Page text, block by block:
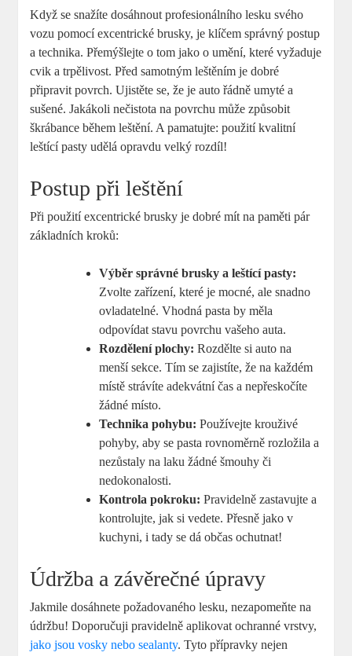
Když se snažíte dosáhnout profesionálního lesku svého
vozu pomocí excentrické brusky, je klíčem správný postup
a technika. Přemýšlejte o tom jako o umění, které vyžaduje
cvik a trpělivost. Před samotným leštěním je dobré
připravit povrch. Ujistěte se, že je auto řádně umyté a
sušené. Jakákoli nečistota na povrchu může způsobit
škrábance během leštění. A pamatujte: použití kvalitní
leštící pasty udělá opravdu velký rozdíl!
Postup při leštění
Při použití excentrické brusky je dobré mít na paměti pár
základních kroků:
Výběr správné brusky a leštící pasty:
Zvolte zařízení, které je mocné, ale snadno
ovladatelné. Vhodná pasta by měla
odpovídat stavu povrchu vašeho auta.
Rozdělení plochy: Rozdělte si auto na
menší sekce. Tím se zajistíte, že na každém
místě strávíte adekvátní čas a nepřeskočíte
žádné místo.
Technika pohybu: Používejte krouživé
pohyby, aby se pasta rovnoměrně rozložila a
nezůstaly na laku žádné šmouhy či
nedokonalosti.
Kontrola pokroku: Pravidelně zastavujte a
kontrolujte, jak si vedete. Přesně jako v
kuchyni, i tady se dá občas ochutnat!
Údržba a závěrečné úpravy
Jakmile dosáhnete požadovaného lesku, nezapomeňte na
údržbu! Doporučuji pravidelně aplikovat ochranné vrstvy,
jako jsou vosky nebo sealanty. Tyto přípravky nejen